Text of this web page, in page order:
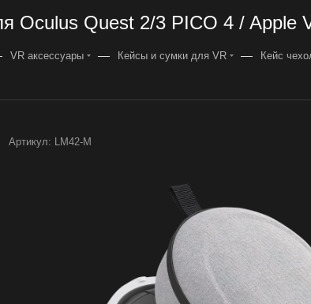
Oculus Quest 2/3 PICO 4 /
VR аксессуары — Кейсы и сумки для VR — Кейс
Артикул: LM42-M